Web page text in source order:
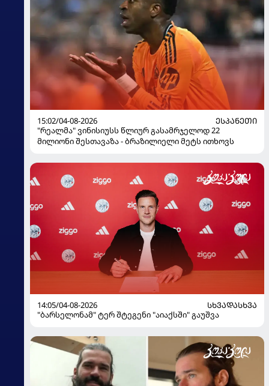
15:02/04-08-2026
ᲔᲡᲞᲐᲜᲔᲗᲘ
"რეალმა" ვინისიუსს წლიურ გასამრჯელოდ 22
მილიონი შესთავაზა - ბრაზილიელი მეტს ითხოვს
14:05/04-08-2026
ᲡᲮᲕᲐᲓᲐᲡᲮᲕᲐ
"ბარსელონამ" ტერ შტეგენი "აიაქსში" გაუშვა